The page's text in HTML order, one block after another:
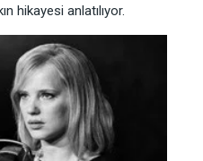
hikayesi anlatılıyor.